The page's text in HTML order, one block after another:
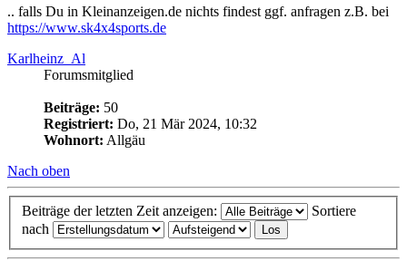
.. falls Du in Kleinanzeigen.de nichts findest ggf. anfragen z.B. bei
https://www.sk4x4sports.de
Karlheinz_Al
Forumsmitglied
Beiträge: 50
Registriert: Do, 21 Mär 2024, 10:32
Wohnort: Allgäu
Nach oben
Beiträge der letzten Zeit anzeigen:
Sortiere
nach